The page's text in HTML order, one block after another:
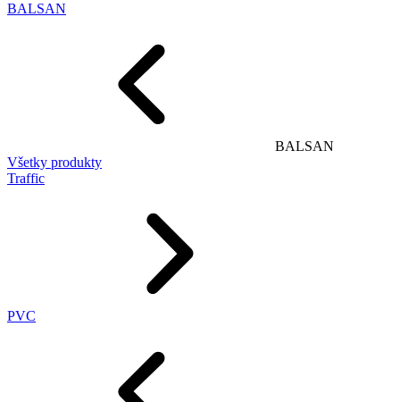
BALSAN
BALSAN
Všetky produkty
Traffic
PVC